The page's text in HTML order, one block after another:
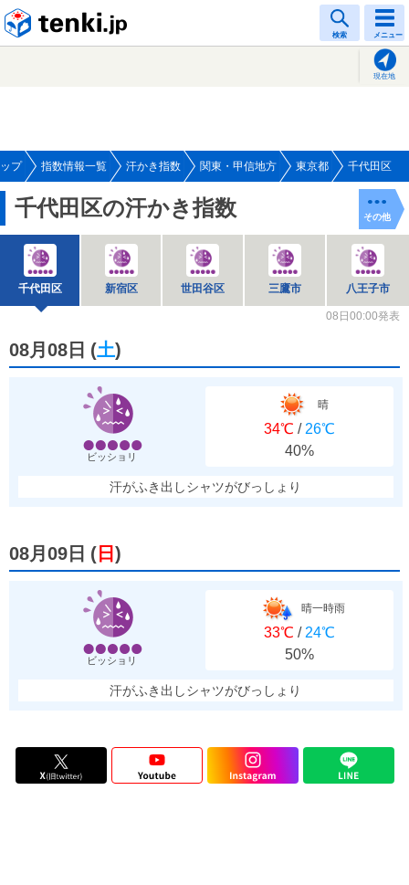
検索 メニュー
現在地
プ 指数情報一覧 汗かき指数 関東・甲信地方 東京都 千代田区
千代田区の汗かき指数
千代田区 新宿区 世田谷区 三鷹市 八王子市
その他
08日00:00発表
08月08日 (土)
ビッショリ
晴
34℃ / 26℃
40%
汗がふき出しシャツがびっしょり
08月09日 ( 日 )
ビッショリ
晴一時雨
33℃ / 24℃
50%
汗がふき出しシャツがびっしょり